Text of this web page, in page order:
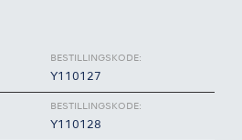
BESTILLINGSKODE:
Y110127
BESTILLINGSKODE:
Y110128